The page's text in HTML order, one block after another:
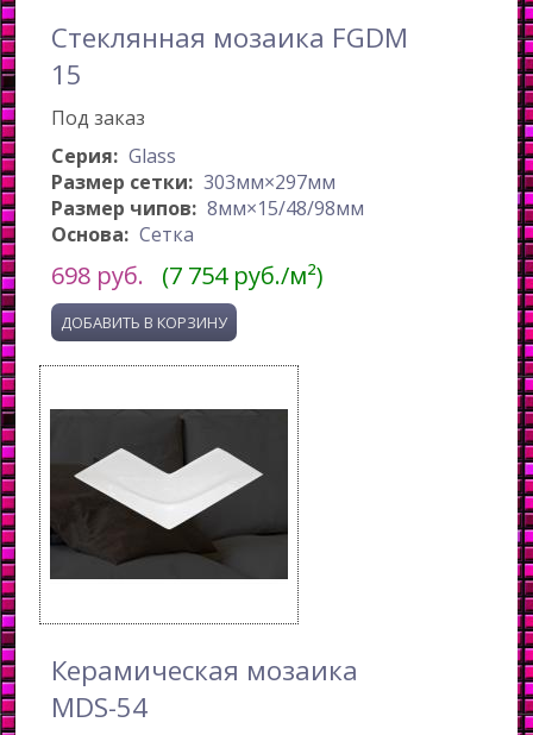
Стеклянная мозаика FGDM
15
Под заказ
Серия: Glass
Размер сетки: 303мм×297мм
Размер чипов: 8мм×15/48/98мм
Основа: Сетка
698 руб. (7 754 руб./м²)
Керамическая мозаика
MDS-54